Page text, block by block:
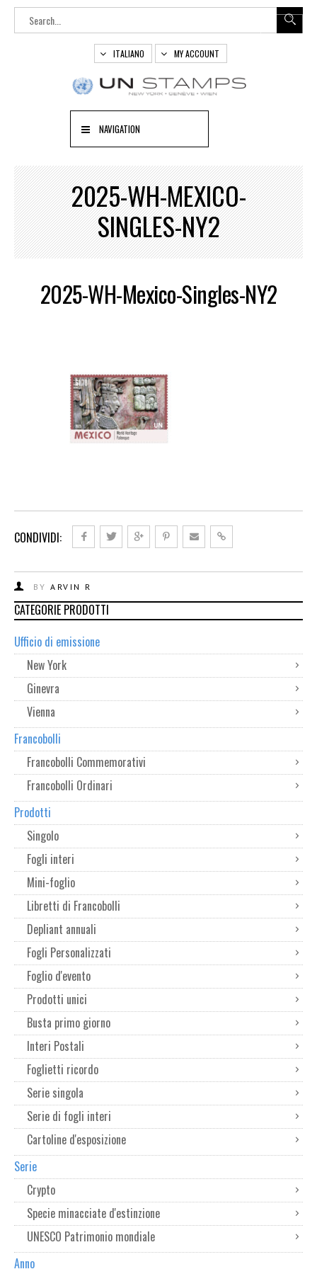
ITALIANO MY ACCOUNT
NAVIGATION
2025-WH-MEXICO-
SINGLES-NY2
2025-WH-Mexico-Singles-NY2
CONDIVIDI:
BY ARVIN R
CATEGORIE PRODOTTI
Ufficio di emissione
New York
Ginevra
Vienna
Francobolli
Francobolli Commemorativi
Francobolli Ordinari
Prodotti
Singolo
Fogli interi
Mini-foglio
Libretti di Francobolli
Depliant annuali
Fogli Personalizzati
Foglio d'evento
Prodotti unici
Busta primo giorno
Interi Postali
Foglietti ricordo
Serie singola
Serie di fogli interi
Cartoline d'esposizione
Serie
Crypto
Specie minacciate d'estinzione
UNESCO Patrimonio mondiale
Anno